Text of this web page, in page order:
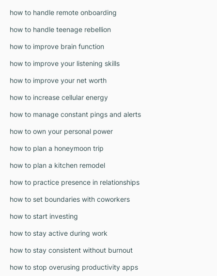
how to handle remote onboarding
how to handle teenage rebellion
how to improve brain function
how to improve your listening skills
how to improve your net worth
how to increase cellular energy
how to manage constant pings and alerts
how to own your personal power
how to plan a honeymoon trip
how to plan a kitchen remodel
how to practice presence in relationships
how to set boundaries with coworkers
how to start investing
how to stay active during work
how to stay consistent without burnout
how to stop overusing productivity apps